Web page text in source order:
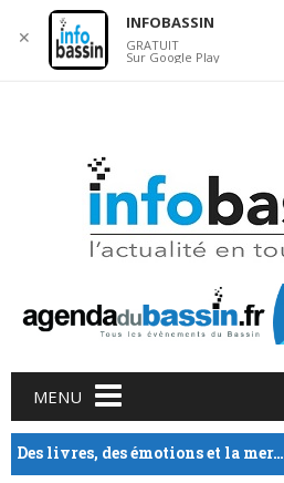
Main menu
content
MENU
Des livres, des émotions et la mer…
✕
INFOBASSIN
GRATUIT
Sur Google Play